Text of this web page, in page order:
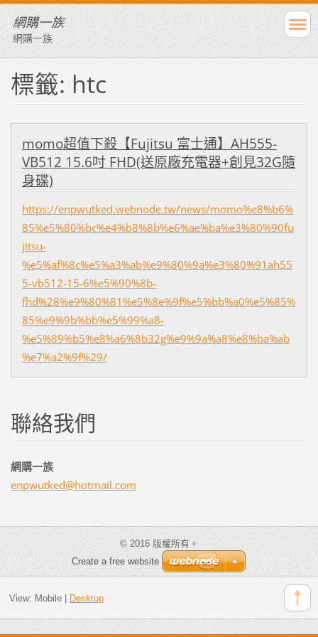
網購一族
網購一族
標籤: htc
momo超值下殺【Fujitsu 富士通】AH555-
VB512 15.6吋 FHD(送原廠充電器+創見32G隨
身碟)
https://enpwutked.webnode.tw/news/momo%e8%b6%
85%e5%80%bc%e4%b8%8b%e6%ae%ba%e3%80%90fu
jitsu-
%e5%af%8c%e5%a3%ab%e9%80%9a%e3%80%91ah55
5-vb512-15-6%e5%90%8b-
fhd%28%e9%80%81%e5%8e%9f%e5%bb%a0%e5%85%
85%e9%9b%bb%e5%99%a8-
%e5%89%b5%e8%a6%8b32g%e9%9a%a8%e8%ba%ab
%e7%a2%9f%29/
聯絡我們
網購一族
enpwutked@hotmail.com
© 2016 版權所有。
Create a free website
View: Mobile| Desktop